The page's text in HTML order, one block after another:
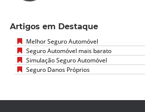
Artigos em Destaque
Melhor Seguro Automóvel
Seguro Automóvel mais barato
Simulação Seguro Automóvel
Seguro Danos Próprios